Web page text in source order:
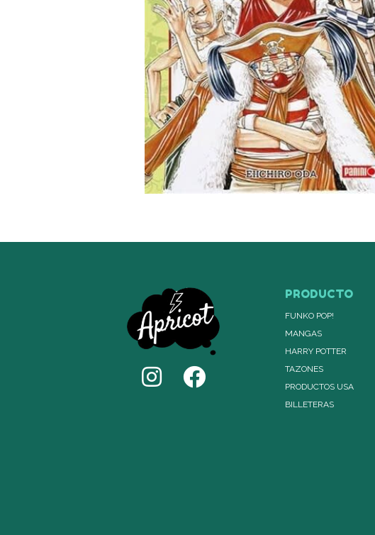
PRODUCTO
FUNKO POP!
MANGAS
HARRY POTTER
TAZONES
PRODUCTOS USA
BILLETERAS